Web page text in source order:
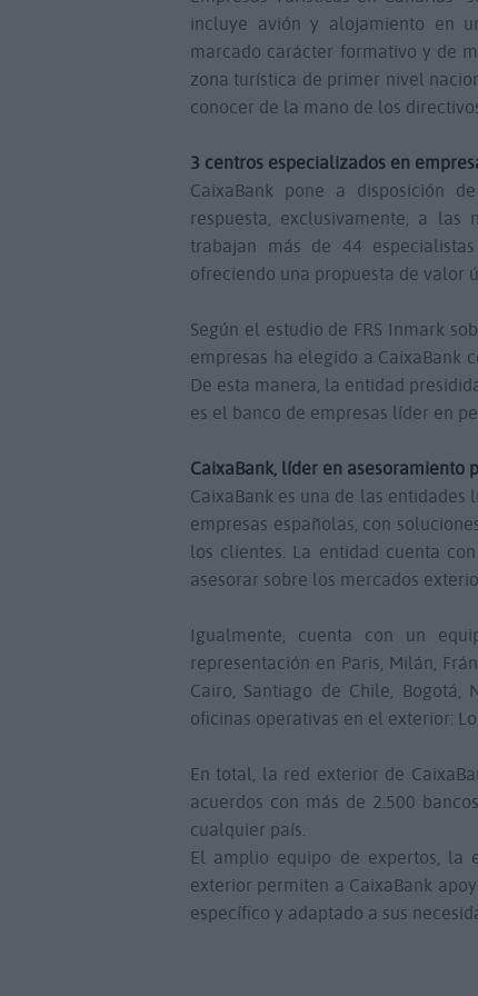
incluye avión y alojamiento en
marcado carácter formativo y de
zona turística de primer nivel
conocer de la mano de los
3 centros especializados en
CaixaBank pone a disposición
respuesta, exclusivamente, a las
trabajan más de 44
ofreciendo una propuesta de valor
Según el estudio de FRS Inmark
empresas ha elegido a CaixaBank
De esta manera, la entidad
es el banco de empresas líder en
CaixaBank, líder en asesoramiento
CaixaBank es una de las
empresas españolas, con
los clientes. La entidad cuenta
asesorar sobre los mercados
Igualmente, cuenta con un
representación en Paris, Milán,
Cairo, Santiago de Chile, Bogotá,
oficinas operativas en el exterior:
En total, la red exterior de
acuerdos con más de 2.500
cualquier país.
El amplio equipo de expertos, la
exterior permiten a CaixaBank
específico y adaptado a sus